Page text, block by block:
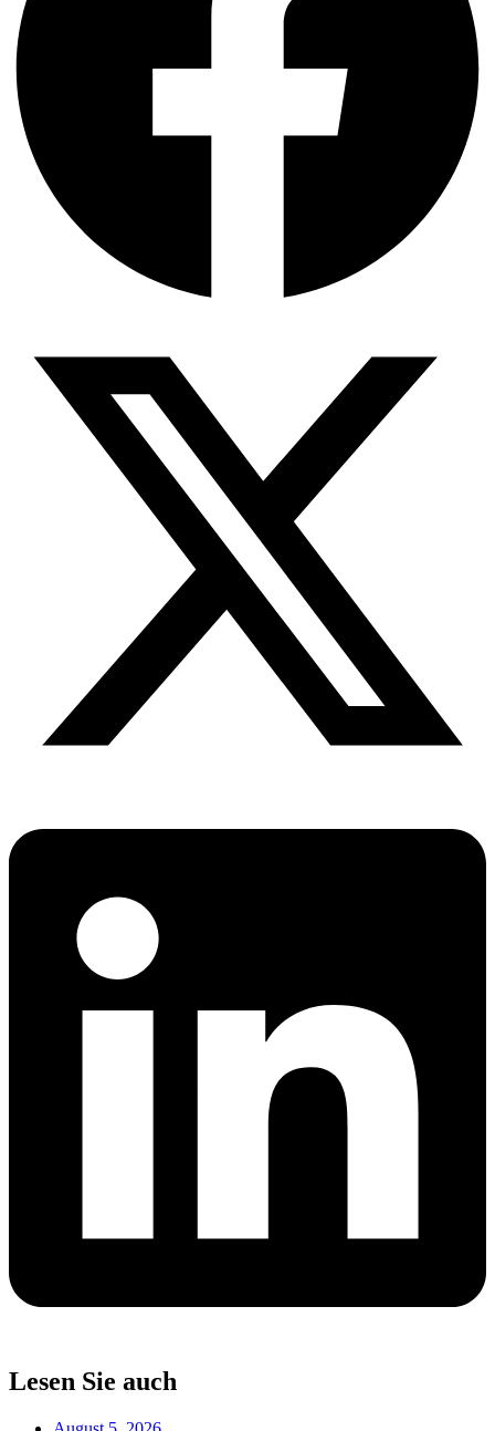
Lesen Sie auch